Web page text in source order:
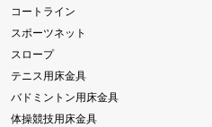
コートライン
スポーツネット
スロープ
テニス用床金具
バドミントン用床金具
体操競技用床金具